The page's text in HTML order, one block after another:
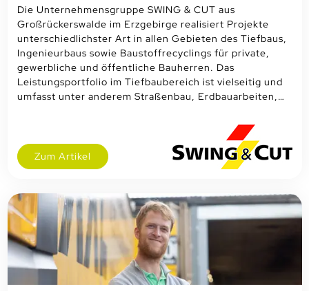
Die Unternehmensgruppe SWING & CUT aus
Großrückerswalde im Erzgebirge realisiert Projekte
unterschiedlichster Art in allen Gebieten des Tiefbaus,
Ingenieurbaus sowie Baustoffrecyclings für private,
gewerbliche und öffentliche Bauherren. Das
Leistungsportfolio im Tiefbaubereich ist vielseitig und
umfasst unter anderem Straßenbau, Erdbauarbeiten,…
Zum Artikel